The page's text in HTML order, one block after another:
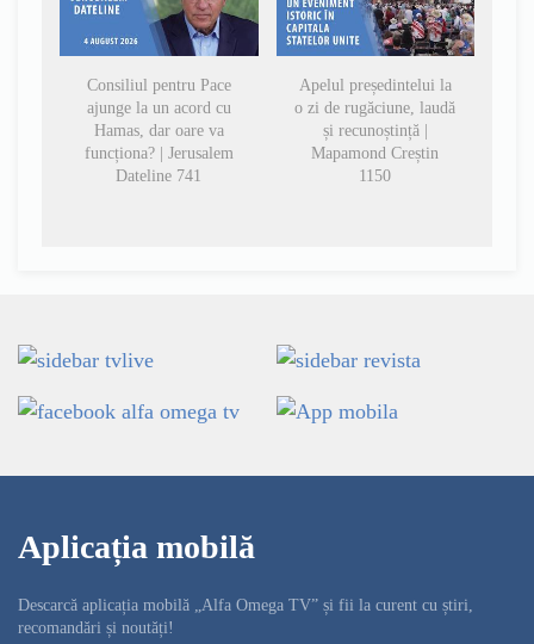
Consiliul pentru Pace
ajunge la un acord cu
Hamas, dar oare va
funcționa? | Jerusalem
Dateline 741
Apelul președintelui la
o zi de rugăciune, laudă
și recunoștință |
Mapamond Creștin
1150
Aplicația mobilă
Descarcă aplicația mobilă „Alfa Omega TV” și fii la curent cu știri,
recomandări și noutăți!